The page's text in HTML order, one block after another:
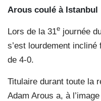
Arous coulé à Istanbul
Lors de la 31e journée
s’est lourdement
de 4-0.
Titulaire durant toute la
Adam Arous a, à